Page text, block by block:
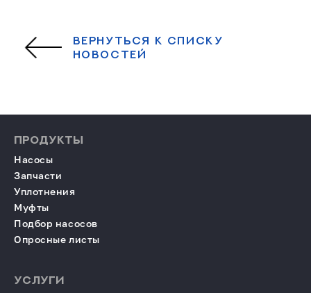
ВЕРНУТЬСЯ К СПИСКУ
НОВОСТЕЙ
ПРОДУКТЫ
Насосы
Запчасти
Уплотнения
Муфты
Подбор насосов
Опросные листы
УСЛУГИ